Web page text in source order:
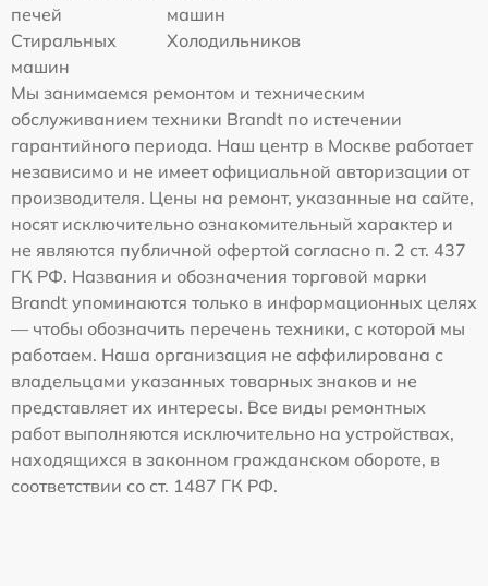
печей
машин
Стиральных
машин
Холодильников
Мы занимаемся ремонтом и техническим
обслуживанием техники Brandt по истечении
гарантийного периода. Наш центр в Москве работает
независимо и не имеет официальной авторизации от
производителя. Цены на ремонт, указанные на сайте,
носят исключительно ознакомительный характер и
не являются публичной офертой согласно п. 2 ст. 437
ГК РФ. Названия и обозначения торговой марки
Brandt упоминаются только в информационных целях
— чтобы обозначить перечень техники, с которой мы
работаем. Наша организация не аффилирована с
владельцами указанных товарных знаков и не
представляет их интересы. Все виды ремонтных
работ выполняются исключительно на устройствах,
находящихся в законном гражданском обороте, в
соответствии со ст. 1487 ГК РФ.